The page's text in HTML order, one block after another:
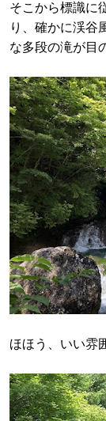
そこから標識に
り、確かに渓谷
な多段の滝が目
ほほう、いい雰